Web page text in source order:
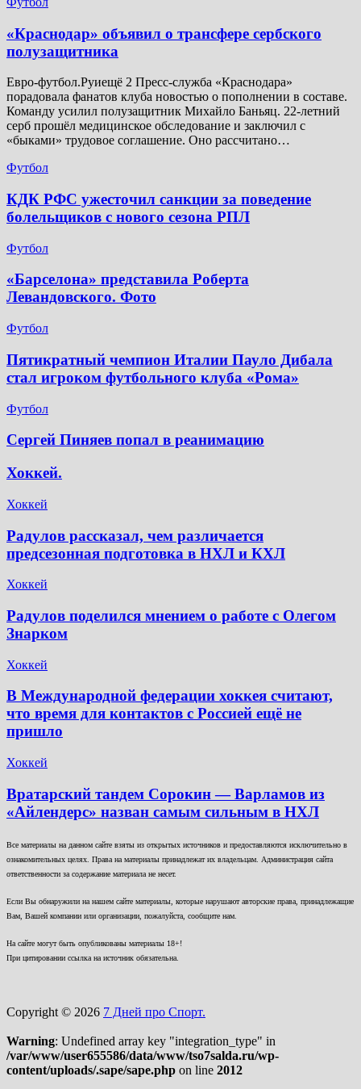
​«Краснодар» объявил о трансфере сербского
полузащитника
Евро-футбол.Руиещё 2 Пресс-служба «Краснодара»
порадовала фанатов клуба новостью о пополнении в составе.
Команду усилил полузащитник Михайло Баньяц. 22-летний
серб прошёл медицинское обследование и заключил с
«быками» трудовое соглашение. Оно рассчитано…
Футбол
КДК РФС ужесточил санкции за поведение
болельщиков с нового сезона РПЛ
Футбол
«Барселона» представила Роберта
Левандовского. Фото
Футбол
Пятикратный чемпион Италии Пауло Дибала
стал игроком футбольного клуба «Рома»
Футбол
Сергей Пиняев попал в реанимацию
Хоккей.
Хоккей
Радулов рассказал, чем различается
предсезонная подготовка в НХЛ и КХЛ
Хоккей
Радулов поделился мнением о работе с Олегом
Знарком
Хоккей
В Международной федерации хоккея считают,
что время для контактов с Россией ещё не
пришло
Хоккей
Вратарский тандем Сорокин — Варламов из
«Айлендерс» назван самым сильным в НХЛ
Все материалы на данном сайте взяты из открытых источников и предоставляются исключительно в
ознакомительных целях. Права на материалы принадлежат их владельцам. Администрация сайта
ответственности за содержание материала не несет.
Если Вы обнаружили на нашем сайте материалы, которые нарушают авторские права, принадлежащие
Вам, Вашей компании или организации, пожалуйста, сообщите нам.
На сайте могут быть опубликованы материалы 18+!
При цитировании ссылка на источник обязательна.
Copyright © 2026 7 Дней про Спорт.
Warning: Undefined array key "integration_type" in
/var/www/user655586/data/www/tso7salda.ru/wp-
content/uploads/.sape/sape.php on line 2012